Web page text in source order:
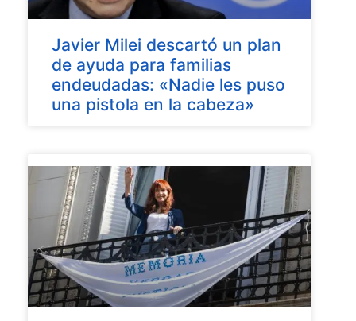
Javier Milei descartó un plan
de ayuda para familias
endeudadas: «Nadie les puso
una pistola en la cabeza»